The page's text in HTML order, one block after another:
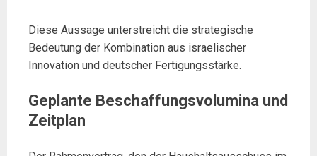
Diese Aussage unterstreicht die strategische
Bedeutung der Kombination aus israelischer
Innovation und deutscher Fertigungsstärke.
Geplante Beschaffungsvolumina und
Zeitplan